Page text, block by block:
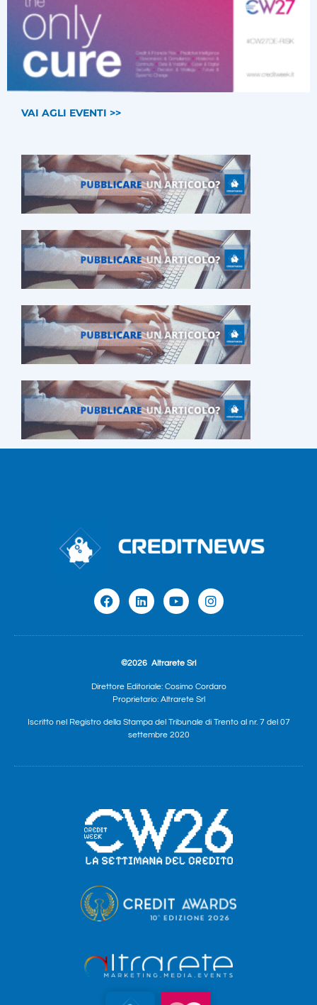
VAI AGLI EVENTI >>
©2026 Altrarete Srl
Direttore Editoriale: Cosimo Cordaro
Proprietario: Altrarete Srl
Iscritto nel Registro della Stampa del Tribunale di Trento al nr. 7 del 07
settembre 2020